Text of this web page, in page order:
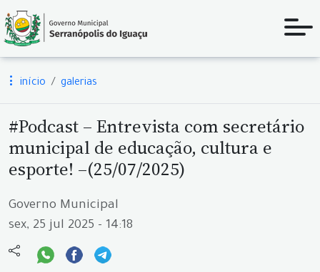
início galerias
#Podcast – Entrevista com secretário
municipal de educação, cultura e
esporte! –(25/07/2025)
Governo Municipal
sex, 25 jul 2025 - 14:18